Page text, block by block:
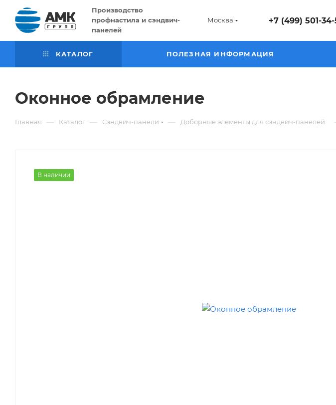
Производство
профнастила и сэндвич-
панелей
Москва +7 (499) 501-34-
КАТАЛОГ ПОЛЕЗНАЯ ИНФОРМАЦИЯ
Оконное обрамление
Главная — Каталог — Сэндвич-панели — Доборные элементы для сэндвич-панелей
В наличии